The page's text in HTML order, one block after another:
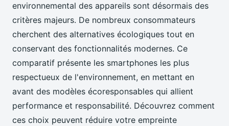
environnemental des appareils sont désormais des
critères majeurs. De nombreux consommateurs
cherchent des alternatives écologiques tout en
conservant des fonctionnalités modernes. Ce
comparatif présente les smartphones les plus
respectueux de l'environnement, en mettant en
avant des modèles écoresponsables qui allient
performance et responsabilité. Découvrez comment
ces choix peuvent réduire votre empreinte